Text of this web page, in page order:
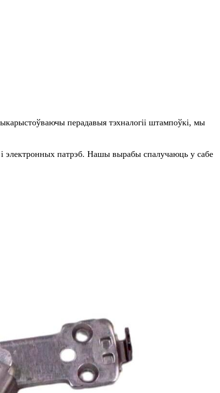
перадавыя тэхналогіі штампоўкі, мы
электронных патрэб. Нашы вырабы спалучаюць у сабе